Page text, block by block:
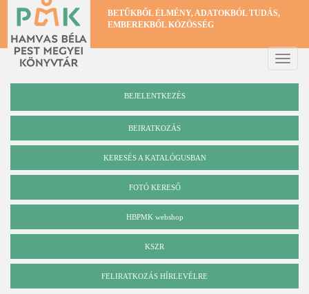
Ugrás
tartalomra
BETŰKBŐL ÉLMÉNY, ADATOKBÓL TUDÁS,
EMBEREKBŐL KÖZÖSSÉG
Toggle
BEJELENTKEZÉS
BEIRATKOZÁS
Katalógus
KERESÉS A KATALÓGUSBAN
FOTÓ KERESŐ
HBPMK webshop
KSZR
FELIRATKOZÁS HÍRLEVÉLRE